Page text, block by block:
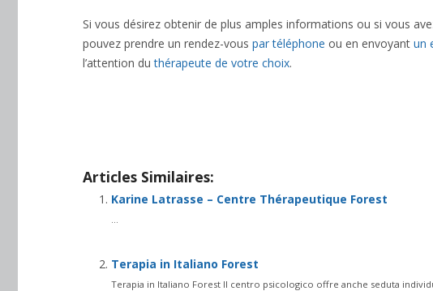
Si vous désirez obtenir de plus amples informations ou si vous
pouvez prendre un rendez-vous par téléphone ou en envoyant un
l’attention duthérapeute de votre choix.
Articles Similaires:
Karine Latrasse – Centre Thérapeutique Forest
...
Terapia in Italiano Forest
Terapia in Italiano Forest Il centro psicologico offre anche seduta